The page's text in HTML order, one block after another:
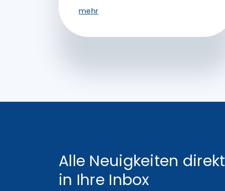
mehr
Alle Neuigkeiten direkt
in Ihre Inbox